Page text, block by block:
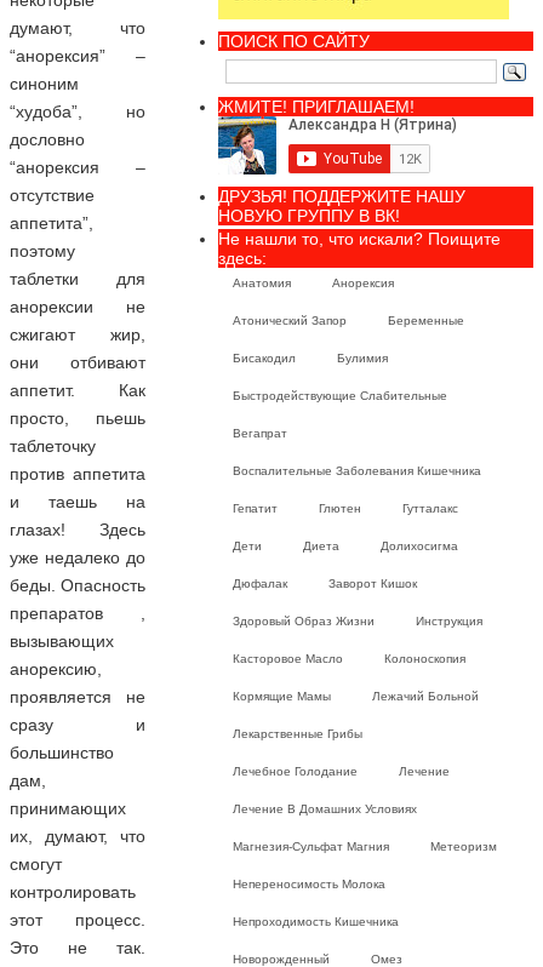
думают, что
“анорексия” –
синоним
“худоба”, но
дословно
“анорексия –
отсутствие
аппетита”,
поэтому
таблетки для
анорексии не
сжигают жир,
они отбивают
аппетит. Как
просто, пьешь
таблеточку
против аппетита
и таешь на
глазах! Здесь
уже недалеко до
беды. Опасность
препаратов ,
вызывающих
анорексию,
проявляется не
сразу и
большинство
дам,
принимающих
их, думают, что
смогут
контролировать
этот процесс.
Это не так.
ПОИСК ПО САЙТУ
ЖМИТЕ! ПРИГЛАШАЕМ!
ДРУЗЬЯ! ПОДДЕРЖИТЕ НАШУ
НОВУЮ ГРУППУ В ВК!
Не нашли то, что искали? Поищите
здесь:
Анатомия Анорексия
Атонический Запор Беременные
Бисакодил Булимия
Быстродействующие Слабительные
Вегапрат
Воспалительные Заболевания Кишечника
Гепатит Глютен Гутталакс
Дети Диета Долихосигма
Дюфалак Заворот Кишок
Здоровый Образ Жизни Инструкция
Касторовое Масло Колоноскопия
Кормящие Мамы Лежачий Больной
Лекарственные Грибы
Лечебное Голодание Лечение
Лечение В Домашних Условиях
Магнезия-Сульфат Магния Метеоризм
Непереносимость Молока
Непроходимость Кишечника
Новорожденный Омез